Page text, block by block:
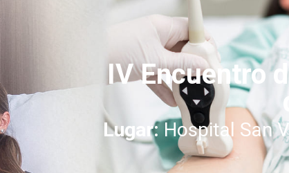
Sábados
Lugar:Auditorio
Vicente
#51b-22,
Lugar:
Lugar:Hospital San